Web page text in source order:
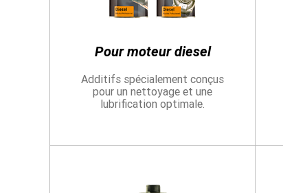
Profitez de nos éditions limitées
Pour moteur diesel
Additifs spécialement conçus
pour un nettoyage et une
lubrification optimale.